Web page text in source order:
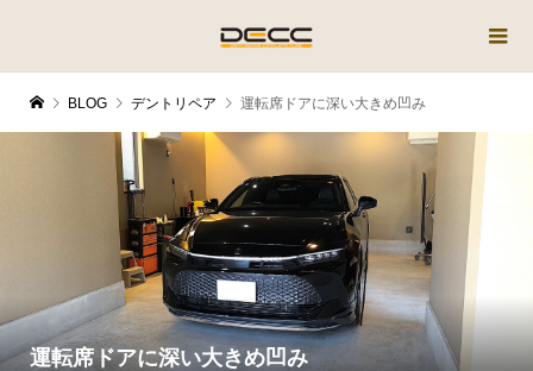
BLOG デントリペア 運転席ドアに深い大きめ凹み
運転席ドアに深い大きめ凹み